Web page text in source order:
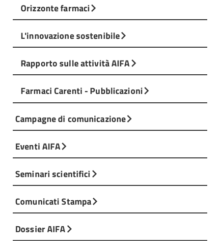
Orizzonte farmaci
L'innovazione sostenibile
Rapporto sulle attività AIFA
Farmaci Carenti - Pubblicazioni
Campagne di comunicazione
Eventi AIFA
Seminari scientifici
Comunicati Stampa
Dossier AIFA